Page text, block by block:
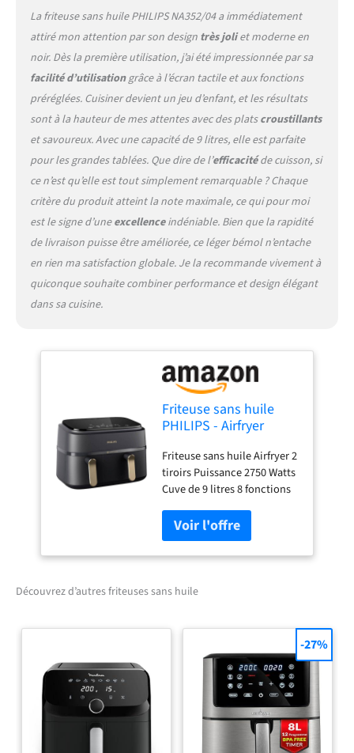
La friteuse sans huile PHILIPS NA352/04 a immédiatement
attiré mon attention par son design très joliet moderne en
noir. Dès la première utilisation, j’ai été impressionnée par sa
facilité d’utilisationgrâce à l’écran tactile et aux fonctions
préréglées. Cuisiner devient un jeu d’enfant, et les résultats
sont à la hauteur de mes attentes avec des platscroustillants
et savoureux. Avec une capacité de 9 litres, elle est parfaite
pour les grandes tablées. Que dire de l’efficacitéde cuisson, si
ce n’est qu’elle est tout simplement remarquable ? Chaque
critère du produit atteint la note maximale, ce qui pour moi
est le signe d’uneexcellenceindéniable. Bien que la rapidité
de livraison puisse être améliorée, ce léger bémol n’entache
en rien ma satisfaction globale. Je la recommande vivement à
quiconque souhaite combiner performance et design élégant
dans sa cuisine.
Friteuse sans huile
PHILIPS - Airfryer
cuve 9L - 8
programmes de
cuisson - Accessoires
inclus - 2750W
Friteuse sans huile Airfryer 2
tiroirs Puissance 2750 Watts
Cuve de 9 litres 8 fonctions
préréglées
Découvrez d’autres friteuses sans huile
-27%